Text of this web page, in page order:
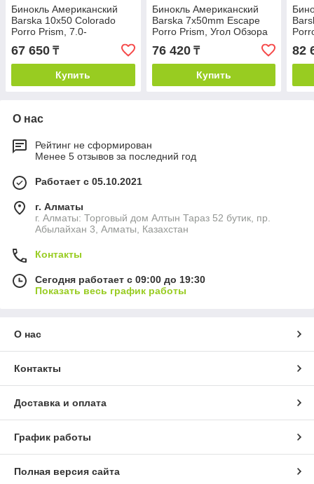
Бинокль Американский
Barska 10x50 Colorado
Porro Prism, 7.0-
градусный угол обзора,
черный
67 650 ₸
Купить
Бинокль Американский
Barska 7x50mm Escape
Porro Prism, Угол Обзора
7.1 Градус, Черный
76 420₸
Купить
82
О нас
Рейтинг не сформирован
Менее 5 отзывов за последний год
Работает с 05.10.2021
г. Алматы
г. Алматы: Торговый дом Алтын Тараз 52 бутик, пр.
Абылайхан 3, Алматы, Казахстан
Контакты
Сегодня работает с 09:00 до 19:30
Показать весь график работы
О нас
Контакты
Доставка и оплата
График работы
Полная версия сайта